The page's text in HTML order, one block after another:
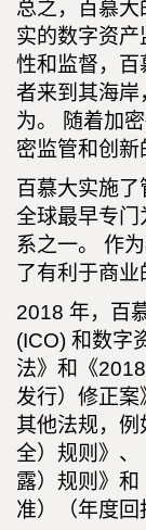
总之，百慕
实的数字资
性和监督，百
者来到其海
为。 随着加
密监管和创新
百慕大实施
全球最早专
系之一。 作
了有利于商业
2018 年，百
(ICO) 和数字
法》和《
发行）修正案
其他法规，
全）规则》
露）规则》
准）（年度回